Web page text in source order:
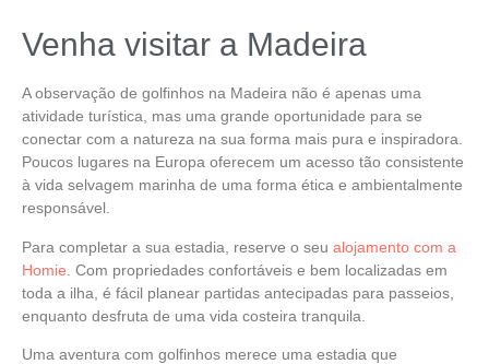
Venha visitar a Madeira
Aobservação de golfinhos na Madeira não é apenas uma
atividade turística, mas uma grande oportunidade para se
conectar com a natureza na sua forma mais pura e inspiradora.
Poucos lugares na Europa oferecem um acesso tão consistente
à vida selvagem marinha de uma forma ética e ambientalmente
responsável.
Para completar a sua estadia, reserve o seu alojamento com a
Homie . Com propriedades confortáveis e bem localizadas em
toda a ilha, é fácil planear partidas antecipadas para passeios,
enquanto desfruta de uma vida costeira tranquila.
Uma aventura com golfinhos merece uma estadia que